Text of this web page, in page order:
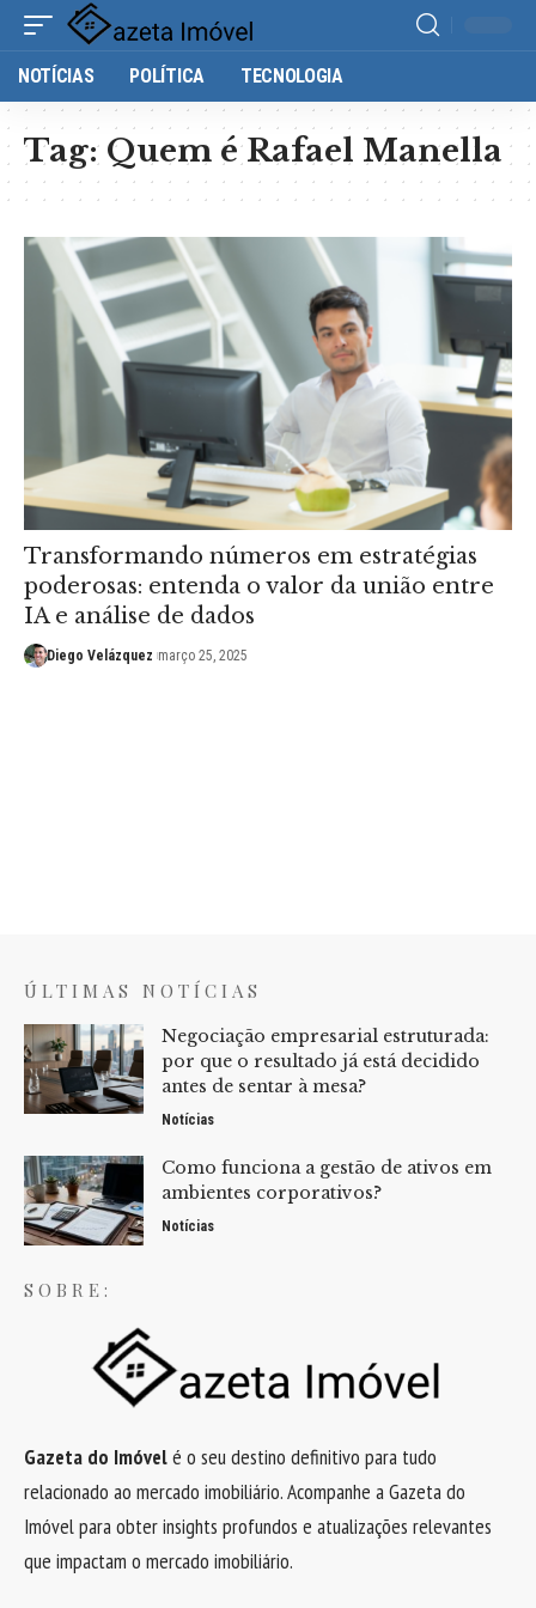
NOTÍCIAS POLÍTICA TECNOLOGIA
Tag: Quem é Rafael Manella
Transformando números em estratégias
poderosas: entenda o valor da união entre
IA e análise de dados
Diego Velázquez março 25, 2025
ÚLTIMAS NOTÍCIAS
Negociação empresarial estruturada:
por que o resultado já está decidido
antes de sentar à mesa?
Notícias
Como funciona a gestão de ativos em
ambientes corporativos?
Notícias
SOBRE:
Gazeta do Imóvelé o seu destino definitivo para tudo
relacionado ao mercado imobiliário. Acompanhe a Gazeta do
Imóvel para obter insights profundos e atualizações relevantes
que impactam o mercado imobiliário.